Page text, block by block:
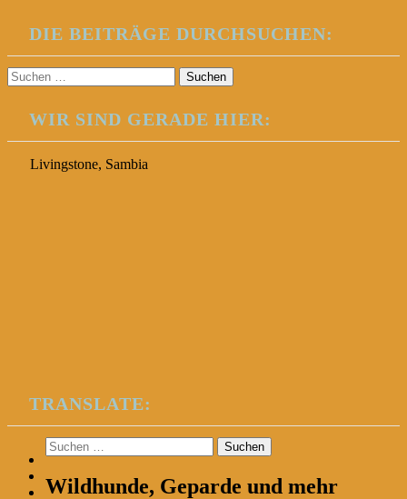
DIE BEITRÄGE DURCHSUCHEN:
Suchen
nach:
WIR SIND GERADE HIER:
Livingstone, Sambia
TRANSLATE:
Suchen
nach:
Wildhunde, Geparde und mehr